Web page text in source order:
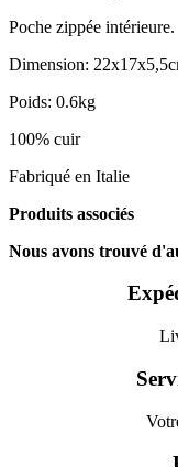
Poche zippée intérieure.
Dimension:
Poids: 0.6kg
100% cuir
Fabriqué en Italie
Produits associés
Nous avons trouvé